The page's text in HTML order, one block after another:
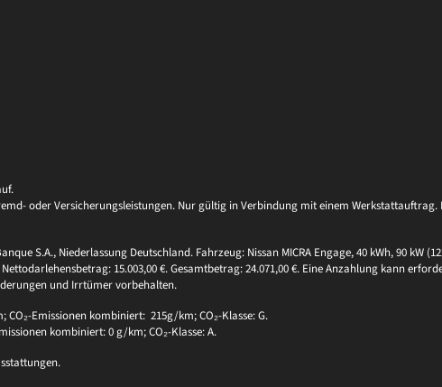
oder Versicherungsleistungen. Nur gültig in Verbindung mit einem
S.A., Niederlassung Deutschland. Fahrzeug: Nissan MICRA Engage, 40 kWh, 90 kW
15.003,00 €. Gesamtbetrag: 24.071,00 €. Eine Anzahlung kann
und Irrtümer vorbehalten.
CO₂-Emissionen kombiniert: 215g/km; CO₂-Klasse: G.
kombiniert: 0 g/km; CO₂-Klasse: A.